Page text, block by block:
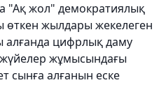
"Ақ жол" демократиялық
жылдары жекелеген
алғанда цифрлық даму
жүйелер жұмысындағы
сынға алғанын еске